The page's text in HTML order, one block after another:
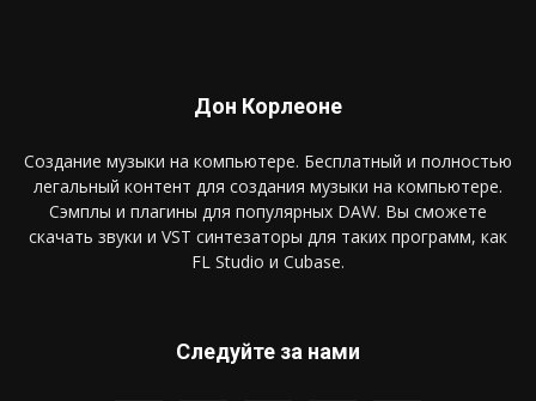
Дон Корлеоне
Создание музыки на компьютере. Бесплатный и полностью
легальный контент для создания музыки на компьютере.
Сэмплы и плагины для популярных DAW. Вы сможете
скачать звуки и VST синтезаторы для таких программ, как
FL Studio и Cubase.
Следуйте за нами